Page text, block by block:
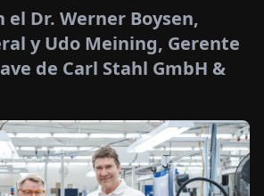
el Dr. Werner Boysen,
y Udo Meining, Gerente
de Carl Stahl GmbH &